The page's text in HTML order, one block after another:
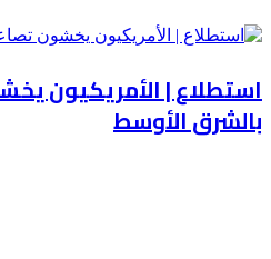
استطلاع | الأمريكيون
بالشرق الأوسط